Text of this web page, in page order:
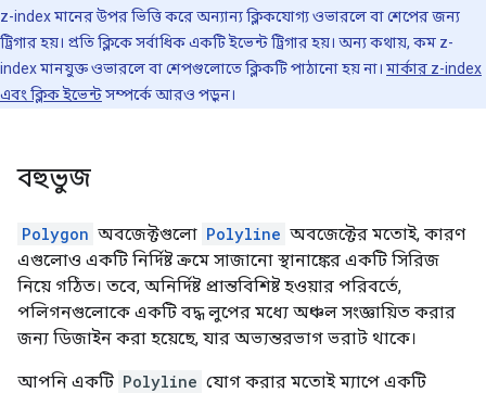
z-index মানের উপর ভিত্তি করে অন্যান্য ক্লিকযোগ্য ওভারলে বা শেপের জন্য
ট্রিগার হয়। প্রতি ক্লিকে সর্বাধিক একটি ইভেন্ট ট্রিগার হয়। অন্য কথায়, কম z-
index মানযুক্ত ওভারলে বা শেপগুলোতে ক্লিকটি পাঠানো হয় না। মার্কার z-index
এবং ক্লিক ইভেন্টসম্পর্কে আরও পড়ুন।
বহুভুজ
Polygon অবজেক্টগুলো Polyline অবজেক্টের মতোই, কারণ
এগুলোও একটি নির্দিষ্ট ক্রমে সাজানো স্থানাঙ্কের একটি সিরিজ
নিয়ে গঠিত। তবে, অনির্দিষ্ট প্রান্তবিশিষ্ট হওয়ার পরিবর্তে,
পলিগনগুলোকে একটি বদ্ধ লুপের মধ্যে অঞ্চল সংজ্ঞায়িত করার
জন্য ডিজাইন করা হয়েছে, যার অভ্যন্তরভাগ ভরাট থাকে।
আপনি একটি Polyline যোগ করার মতোই ম্যাপে একটি